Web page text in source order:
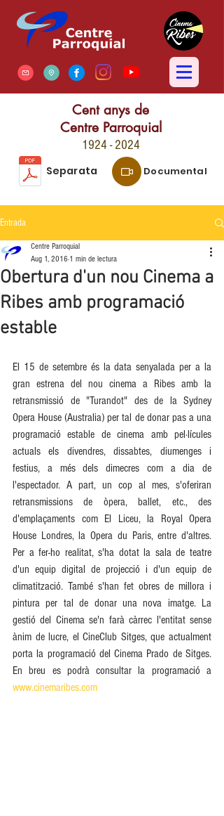
Cent anys de
Centre Parroquial
1924 - 2024
Separata Documental
Entrada
Obertura d'un nou Cinema a
Ribes amb programació
estable
Centre Parroquial
Aug 1, 2016 1 min de lectura
El 15 de setembre és la data senyalada per a la
gran estrena del nou cinema a Ribes amb la
retransmissió de "Turandot" des de la Sydney
Opera House (Australia) per tal de donar pas a una
programació estable de cinema amb pel·lícules
actuals els divendres, dissabtes, diumenges i
festius, a més dels dimecres com a dia de
l'espectador. A part, un cop al mes, s'oferiran
retransmissions de òpera, ballet, etc., des
d'emplaçaments com El Liceu, la Royal Opera
House Londres, la Opera du Paris, entre d'altres.
Per a fer-ho realitat, s'ha dotat la sala de teatre
d'un equip digital de projecció i d'un equip de
climatització. També s'han fet obres de millora i
pintura per tal de donar una nova imatge. La
gestió del Cinema se'n farà càrrec l'entitat sense
ànim de lucre, el CineClub Sitges, que actualment
porta la programació del Cinema Prado de Sitges.
www.cinemaribes.com